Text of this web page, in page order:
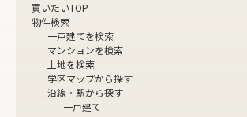
買いたいTOP
物件検索
一戸建てを検索
マンションを検索
土地を検索
学区マップから探す
沿線・駅から探す
一戸建て